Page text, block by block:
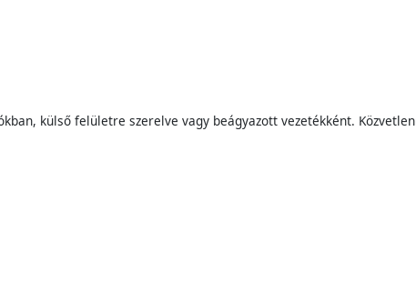
külső felületre szerelve vagy beágyazott vezetékként.